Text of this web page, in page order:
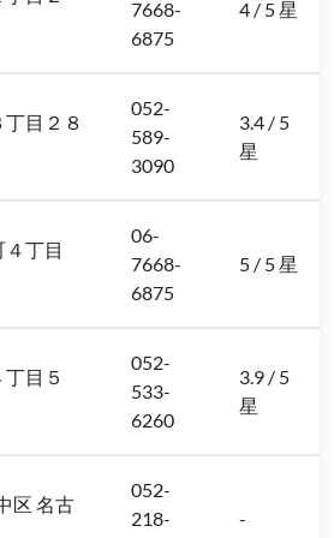
7668-
6875
4 / 5 星
目２８
052-
589-
3090
3.4 / 5
星
丁目
06-
7668-
6875
5 / 5 星
目５
052-
533-
6260
3.9 / 5
星
区 名古
052-
218-
-